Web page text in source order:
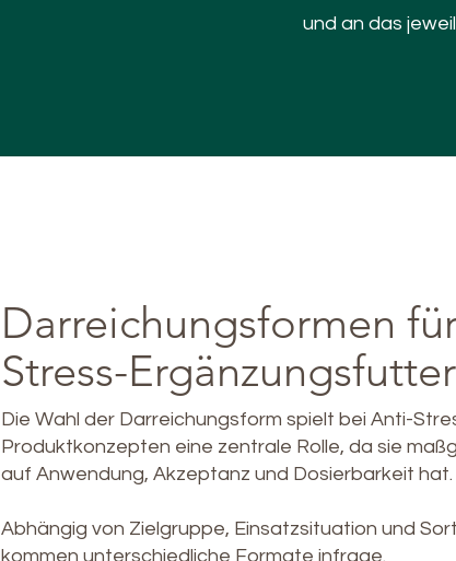
und an das
Darreichungsformen
Stress-Ergänzungsfutter
Die Wahl der Darreichungsform spielt bei Anti-
Produktkonzepten eine zentrale Rolle, da sie
auf Anwendung, Akzeptanz und Dosierbarkeit hat.
Abhängig von Zielgruppe, Einsatzsituation und
kommen unterschiedliche Formate infrage.